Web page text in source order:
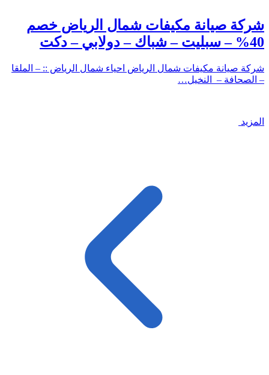
شركة صيانة مكيفات شمال الرياض خصم
40% – سبليت – شباك – دولابي – دكت
شركة صيانة مكيفات شمال الرياض احياء شمال الرياض :: – الملقا
– الصحافة – النخيل…
المزيد